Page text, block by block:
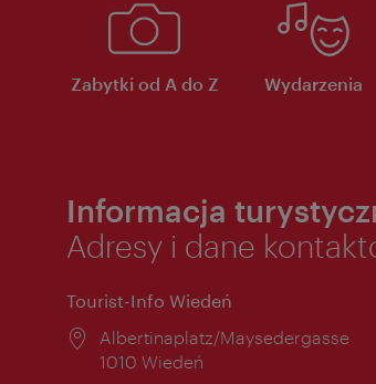
Zabytki od A do Z Wydarzenia
Informacja
Adresy i dane
Tourist-Info Wiedeń
Miejsce:
Albertinaplatz/Maysedergasse
1010 Wiedeń